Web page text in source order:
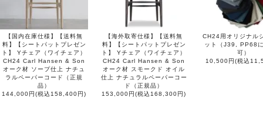
【国内在庫仕様】【送料無
料】【シートパットプレゼン
ト】 Yチェア（ワイチェア）
CH24 Carl Hansen & Son
オーク材 ソープ仕上 ナチュ
ラルペーパーコード（正規
品）
144,000円(税込158,400円)
【海外取寄仕様】【送料無
料】【シートパットプレゼン
ト】 Yチェア（ワイチェア）
CH24 Carl Hansen & Son
オーク材 スモークド オイル
仕上 ナチュラルペーパーコー
ド（正規品）
153,000円(税込168,300円)
CH24用オリジナル
ット（J39, PP68
可）
10,500円(税込